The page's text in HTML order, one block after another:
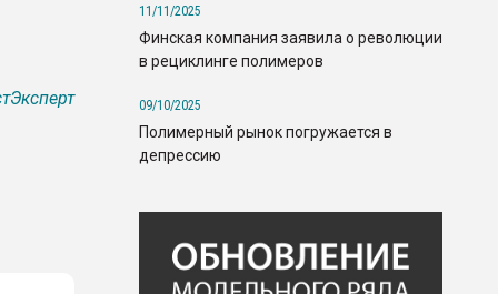
11/11/2025
Финская компания заявила о революции
в рециклинге полимеров
09/10/2025
Полимерный рынок погружается в
депрессию